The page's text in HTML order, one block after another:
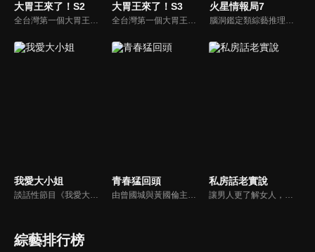
大胃王來了！S2
全台灣第一個大胃王美食節目，由主持人帶領大胃王們及名人來賓吃遍台灣美食，每趟旅程都有不同的美食主題以及遊戲互動，並藉由大胃王幸福地享用，讓觀眾深刻了解台灣美食文化的豐富特色！
大胃王來了！S3
全台灣第一個大胃王美食節目，由主持人帶領大胃王們及名人來賓吃遍台灣美食，每趟旅程都有不同的美食主題以及遊戲互動，並藉由大胃王幸福地享用，讓觀眾深刻了解台灣美食文化的豐富特色！
火星情報局7
腦洞鑑定類綜藝推理脫口秀，陣容為薛之謙、大張偉、楊迪、劉維、黃子弘凡、黃聖依、龐博等…節目圍繞著當下熱梗熱點、觀眾的興趣點、共鳴點展開故事；火星特工廣發英雄帖正面對撞，迎戰近年最出圈、最有趣、最敢說的廠牌大咖們。真金不怕火煉！一場席卷全網的廠牌巔峰之戰即將展開！
我愛大小姐
談話性節目《我愛大小姐》是由吳淡如、林慧萍主持的一檔談話性節目，講訴女人間的那些事。
青春猛回頭
由曾國城與黃國倫主持，節目中邀請20位20歲以下青少年組成青春團，另一邊則為年紀相較成熟的藝人來賓為不老團，每集分別就一件青少年必定遇見的事件討論，看兩個不同年代的人們，所擁有的不同看法與立場。帶領讓觀眾一起回到那些年的青春歲月！
私房話老實說
讓男人更了解女人，女人更了解自己 ，揭密女性私房話，讓療癒專家教你更愛自己！由于美人和納豆攜手主持，更多你想知道的女性私密話題都在《私房話老實說》。
綜藝排行榜